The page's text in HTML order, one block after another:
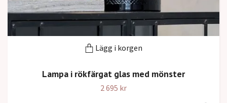
Lägg i korgen
Lampa i rökfärgat glas med mönster
2 695 kr